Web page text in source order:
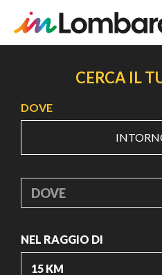
principale
CERCA IL
DOVE
DOVE
NEL RAGGIO DI